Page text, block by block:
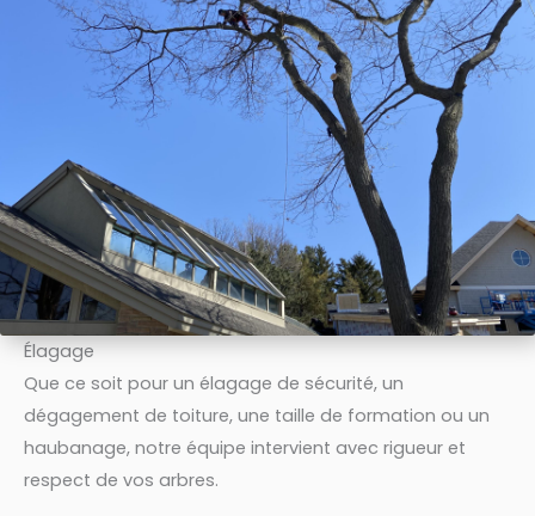
Élagage
Que ce soit pour un élagage de sécurité, un
dégagement de toiture, une taille de formation ou un
haubanage, notre équipe intervient avec rigueur et
respect de vos arbres.